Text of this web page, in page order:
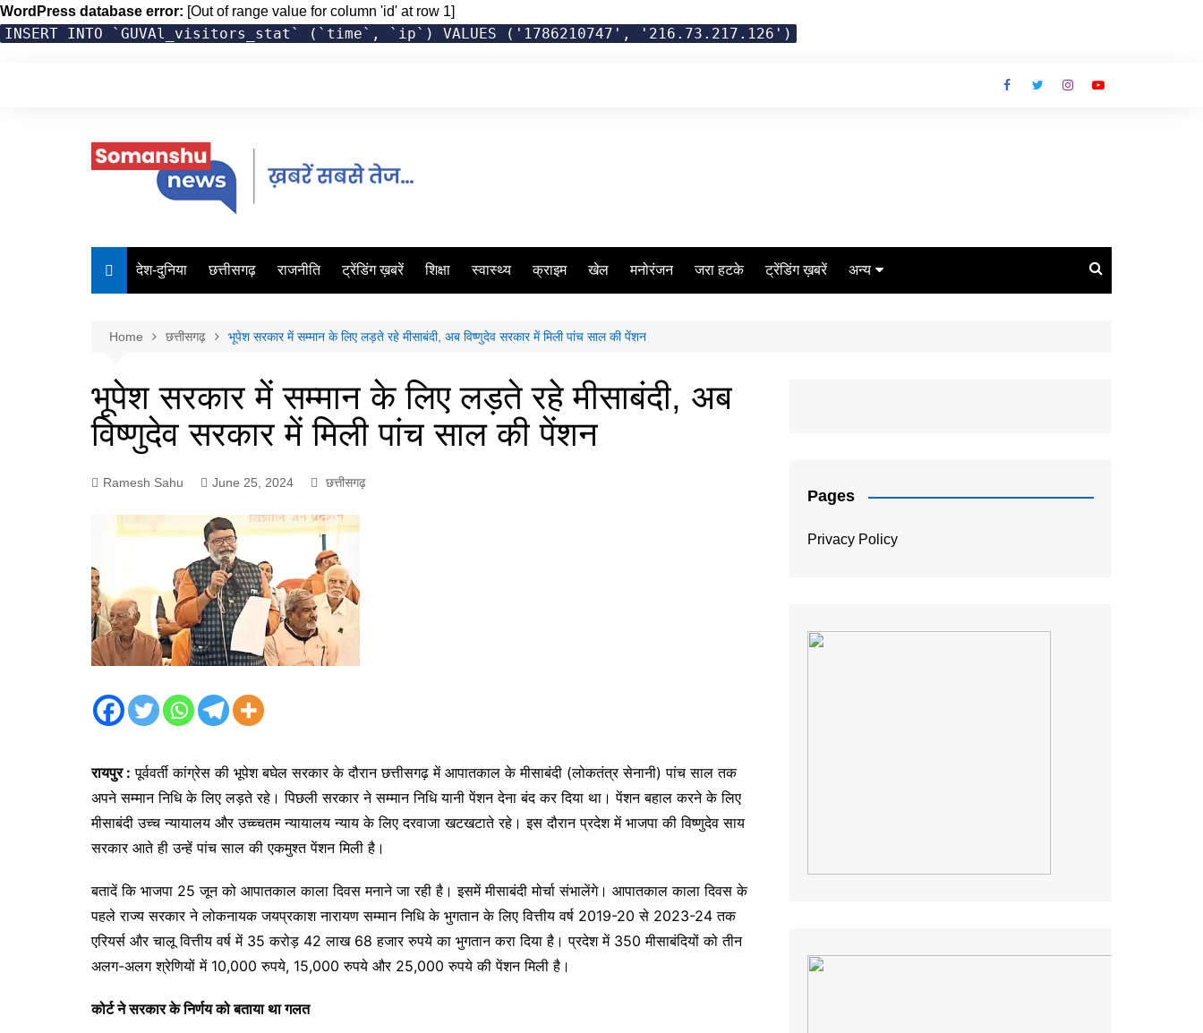
WordPress database error: [Out of range value for column 'id' at row 1]
INSERT INTO `GUVAl_visitors_stat` (`time`, `ip`) VALUES ('1786210747', '216.73.217.126')
देश-दुनिया छत्तीसगढ़ राजनीति ट्रेंडिंग ख़बरें शिक्षा स्वास्थ्य क्राइम खेल मनोरंजन जरा हटके ट्रेंडिंग ख़बरें अन्य
Home छत्तीसगढ़ भूपेश सरकार में सम्मान के लिए लड़ते रहे मीसाबंदी, अब विष्‍णुदेव सरकार में मिली पांच साल की पेंशन
भूपेश सरकार में सम्मान के लिए लड़ते रहे मीसाबंदी, अब
विष्‍णुदेव सरकार में मिली पांच साल की पेंशन
Ramesh Sahu June 25, 2024 छत्तीसगढ़
रायपुर : पूर्ववर्ती कांग्रेस की भूपेश बघेल सरकार के दौरान छत्तीसगढ़ में आपातकाल के मीसाबंदी (लोकतंत्र सेनानी) पांच साल तक
अपने सम्मान निधि के लिए लड़ते रहे। पिछली सरकार ने सम्मान निधि यानी पेंशन देना बंद कर दिया था। पेंशन बहाल करने के लिए
मीसाबंदी उच्च न्यायालय और उच्च्चतम न्यायालय न्याय के लिए दरवाजा खटखटाते रहे। इस दौरान प्रदेश में भाजपा की विष्णुदेव साय
सरकार आते ही उन्हें पांच साल की एकमुश्त पेंशन मिली है।
बतादें कि भाजपा 25 जून को आपातकाल काला दिवस मनाने जा रही है। इसमें मीसाबंदी मोर्चा संभालेंगे। आपातकाल काला दिवस के
पहले राज्य सरकार ने लोकनायक जयप्रकाश नारायण सम्मान निधि के भुगतान के लिए वित्तीय वर्ष 2019-20 से 2023-24 तक
एरियर्स और चालू वित्तीय वर्ष में 35 करोड़ 42 लाख 68 हजार रुपये का भुगतान करा दिया है। प्रदेश में 350 मीसाबंदियों को तीन
अलग-अलग श्रेणियों में 10,000 रुपये, 15,000 रुपये और 25,000 रुपये की पेंशन मिली है।
कोर्ट ने सरकार के निर्णय को बताया था गलत
Pages
Privacy Policy